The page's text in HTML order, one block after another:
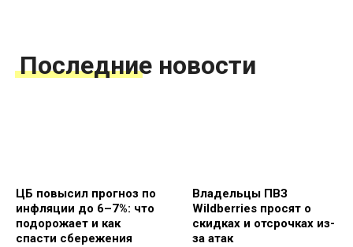
Последние новости
ЦБ повысил прогноз по
инфляции до 6–7%: что
подорожает и как
спасти сбережения
Владельцы ПВЗ
Wildberries просят о
скидках и отсрочках из-
за атак